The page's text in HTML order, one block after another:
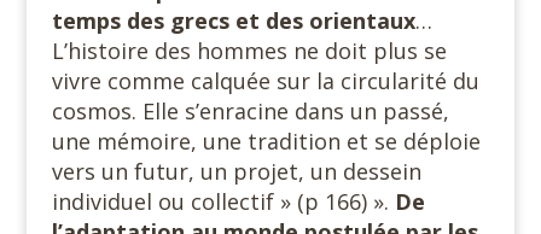
temps des grecs et des orientaux…
L’histoire des hommes ne doit plus se
vivre comme calquée sur la circularité du
cosmos. Elle s’enracine dans un passé,
une mémoire, une tradition et se déploie
vers un futur, un projet, un dessein
individuel ou collectif » (p 166) ». De